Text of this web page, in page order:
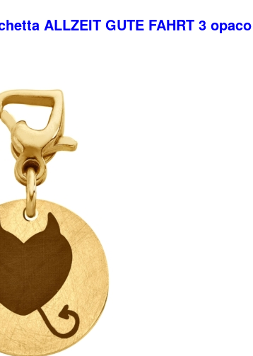
ALLZEIT GUTE FAHRT 3 opaco